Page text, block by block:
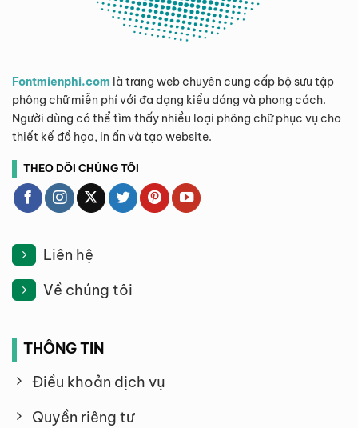
Fontmienphi.com là trang web chuyên cung cấp bộ sưu tập
phông chữ miễn phí với đa dạng kiểu dáng và phong cách.
Người dùng có thể tìm thấy nhiều loại phông chữ phục vụ cho
thiết kế đồ họa, in ấn và tạo website.
THEO DÕI CHÚNG TÔI
Liên hệ
Về chúng tôi
THÔNG TIN
Điều khoản dịch vụ
Quyền riêng tư